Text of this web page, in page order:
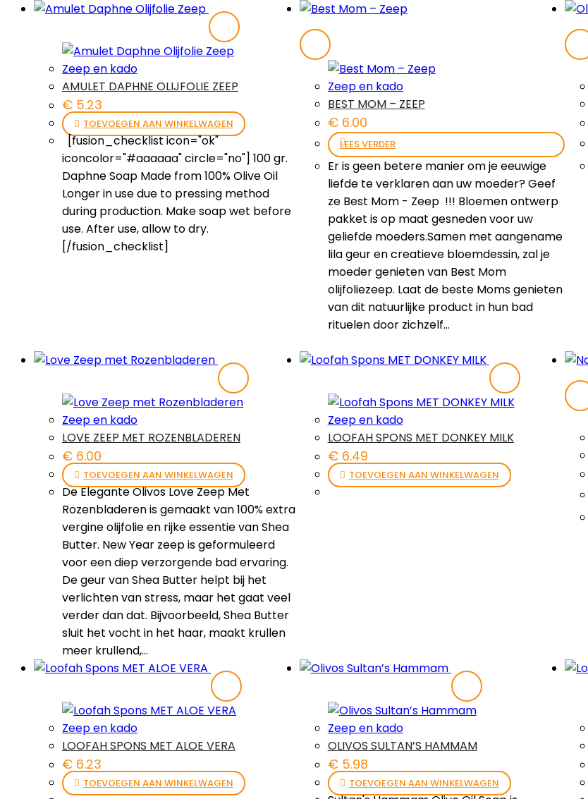
Zeep en kado
AMULET DAPHNE OLIJFOLIE ZEEP
€ 5.23
TOEVOEGEN AAN WINKELWAGEN
[fusion_checklist icon="ok"
iconcolor="#aaaaaa" circle="no"] 100 gr.
Daphne Soap Made from 100% Olive Oil
Longer in use due to pressing method
during production. Make soap wet before
use. After use, allow to dry.
[/fusion_checklist]
Zeep en kado
BEST MOM – ZEEP
€6.00
LEES VERDER
Er is geen betere manier om je eeuwige
liefde te verklaren aan uw moeder? Geef
ze Best Mom - Zeep !!! Bloemen ontwerp
pakket is op maat gesneden voor uw
geliefde moeders.Samen met aangename
lila geur en creatieve bloemdessin, zal je
moeder genieten van Best Mom
olijfoliezeep. Laat de beste Moms genieten
van dit natuurlijke product in hun bad
rituelen door zichzelf…
Zeep en kado
LOVE ZEEP MET ROZENBLADEREN
€ 6.00
TOEVOEGEN AAN WINKELWAGEN
De Elegante Olivos Love Zeep Met
Rozenbladeren is gemaakt van 100% extra
vergine olijfolie en rijke essentie van Shea
Butter. New Year zeep is geformuleerd
voor een diep verzorgende bad ervaring.
De geur van Shea Butter helpt bij het
verlichten van stress, maar het gaat veel
verder dan dat. Bijvoorbeeld, Shea Butter
sluit het vocht in het haar, maakt krullen
meer krullend,…
Zeep en kado
LOOFAH SPONS MET DONKEY MILK
€6.49
TOEVOEGEN AAN WINKELWAGEN
Zeep en kado
LOOFAH SPONS MET ALOE VERA
€ 6.23
TOEVOEGEN AAN WINKELWAGEN
Zeep en kado
OLIVOS SULTAN’S HAMMAM
€5.98
TOEVOEGEN AAN WINKELWAGEN